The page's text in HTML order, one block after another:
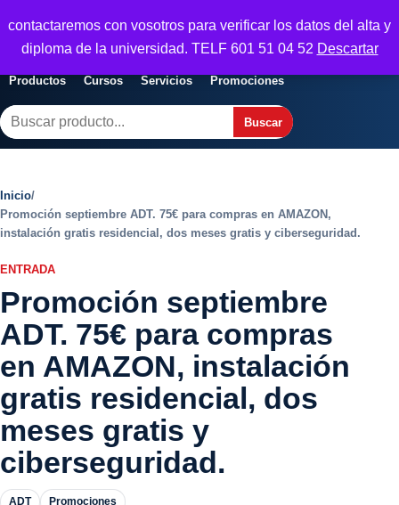
contactaremos con vosotros para verificar los datos del alta y
diploma de la universidad. TELF 601 51 04 52 Descartar
Seguridad y Empresa
empresas
Abrir menu
Productos Cursos Servicios Promociones
Buscar
Buscar
Inicio/
Promoción septiembre ADT. 75€ para compras en AMAZON,
instalación gratis residencial, dos meses gratis y ciberseguridad.
ENTRADA
Promoción septiembre
ADT. 75€ para compras
en AMAZON, instalación
gratis residencial, dos
meses gratis y
ciberseguridad.
ADT Promociones